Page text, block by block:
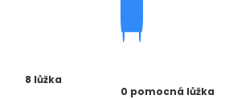
8 lůžka
0 pomocná lůžka